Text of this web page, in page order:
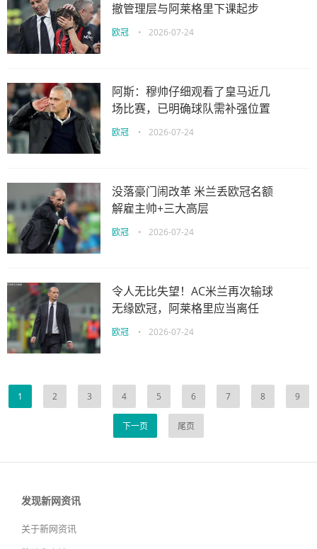
撤管理层与阿莱格里下课起步
欧冠 • 2026-07-24
阿斯：穆帅仔细观看了皇马近几
场比赛，已明确球队需补强位置
欧冠 • 2026-07-24
没落豪门闹改革 米兰丢欧冠名额
解雇主帅+三大高层
欧冠 • 2026-07-24
令人无比失望！AC米兰再次输球
无缘欧冠，阿莱格里应当离任
欧冠 • 2026-07-24
1 2 3 4 5 6 7 8 9
下一页 尾页
发现新网资讯
关于新网资讯